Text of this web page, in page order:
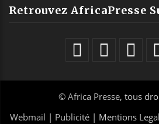
Retrouvez AfricaPresse
© Africa Presse, tous
Webmail | Publicité | Mentions